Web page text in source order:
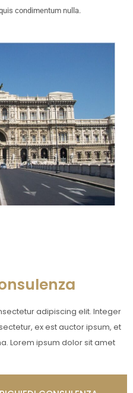
condimentum nulla.
adipiscing elit. Integer
ex est auctor ipsum, et
Lorem ipsum dolor sit amet